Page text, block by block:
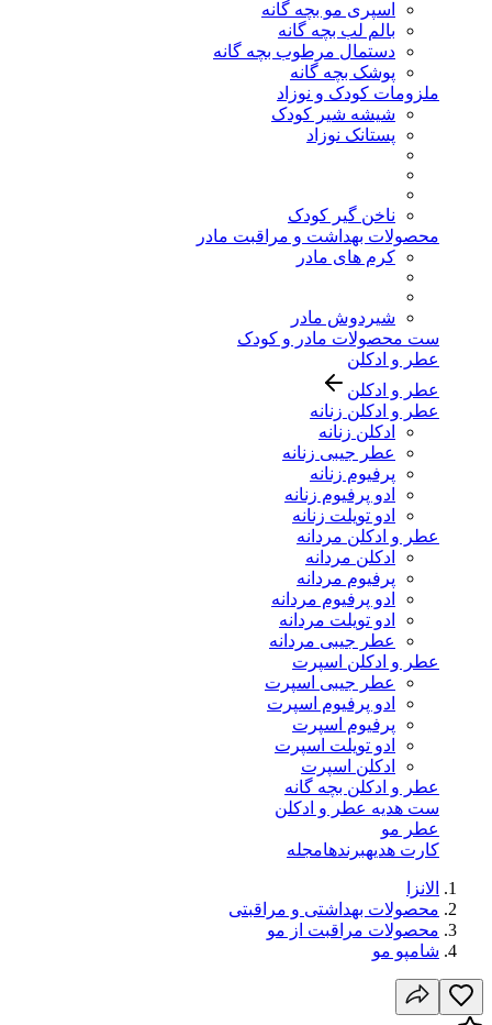
اسپری مو بچه گانه
بالم لب بچه گانه
دستمال مرطوب بچه گانه
پوشک بچه گانه
ملزومات کودک و نوزاد
شیشه شیر کودک
پستانک نوزاد
ناخن گیر کودک
محصولات بهداشت و مراقبت مادر
کرم های مادر
شیردوش مادر
ست محصولات مادر و کودک
عطر و ادکلن
عطر و ادکلن
عطر و ادکلن زنانه
ادکلن زنانه
عطر جیبی زنانه
پرفیوم زنانه
ادو پرفیوم زنانه
ادو تویلت زنانه
عطر و ادکلن مردانه
ادکلن مردانه
پرفیوم مردانه
ادو پرفیوم مردانه
ادو تویلت مردانه
عطر جیبی مردانه
عطر و ادکلن اسپرت
عطر جیبی اسپرت
ادو پرفیوم اسپرت
پرفیوم اسپرت
ادو تویلت اسپرت
ادکلن اسپرت
عطر و ادکلن بچه گانه
ست هدیه عطر و ادکلن
عطر مو
کارت هدیهبرندهامجله
الانزا
محصولات بهداشتی و مراقبتی
محصولات مراقبت از مو
شامپو مو